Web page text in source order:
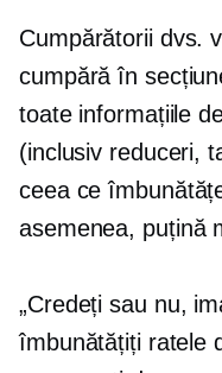
Cumpărătorii dvs.
cumpără în
toate informațiile
(inclusiv reduceri,
ceea ce
asemenea, puțină
„Credeți sau nu,
îmbunătățiți ratele